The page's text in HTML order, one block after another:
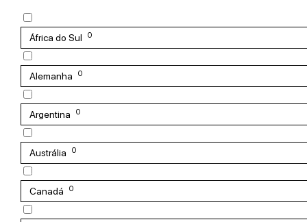
África do Sul 0
Alemanha 0
Argentina 0
Austrália 0
Canadá 0